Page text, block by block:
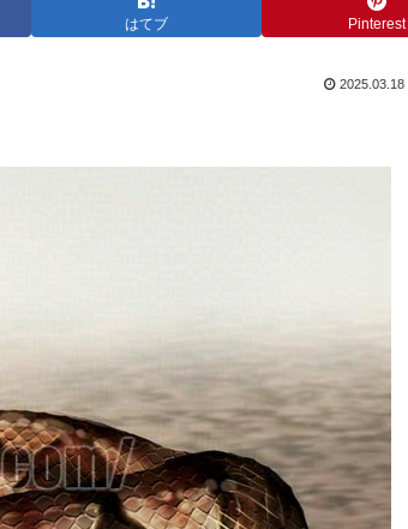
はてブ Pinterest
2025.03.18